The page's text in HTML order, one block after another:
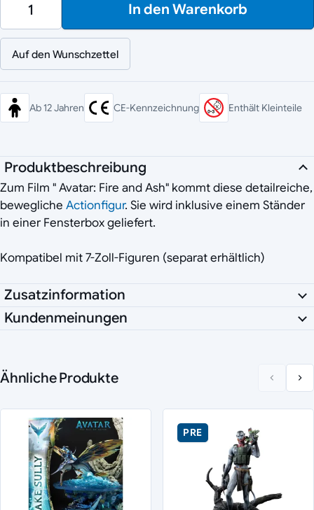
In den Warenkorb
Auf den Wunschzettel
Ab 12 Jahren CE-Kennzeichnung Enthält Kleinteile
Produktbeschreibung
Zum Film " Avatar: Fire and Ash" kommt diese detailreiche,
bewegliche Actionfigur. Sie wird inklusive einem Ständer
in einer Fensterbox geliefert.
Kompatibel mit 7-Zoll-Figuren (separat erhältlich)
Zusatzinformation
Kundenmeinungen
Ähnliche Produkte
PRE